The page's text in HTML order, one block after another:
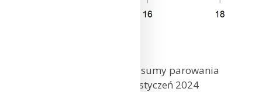
Przestrzenny rozkład sumy parowania
potencjalnego – styczeń 2024